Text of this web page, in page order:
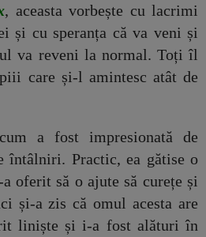
, aceasta vorbește cu lacrimi
și cu speranța că va veni și
va reveni la normal. Toți îl
care și-l amintesc atât de
a fost impresionată de
întâlniri. Practic, ea gătise o
oferit să o ajute să curețe și
și-a zis că omul acesta are
liniște și i-a fost alături în